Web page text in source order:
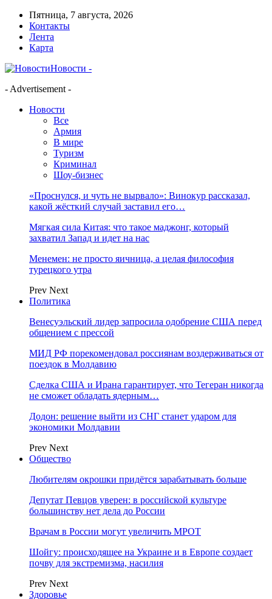
Пятница, 7 августа, 2026
Контакты
Лента
Карта
Новости -
- Advertisement -
Новости
Все
Армия
В мире
Туризм
Криминал
Шоу-бизнес
«Проснулся, и чуть не вырвало»: Винокур рассказал,
какой жёсткий случай заставил его…
Мягкая сила Китая: что такое маджонг, который
захватил Запад и идет на нас
Менемен: не просто яичница, а целая философия
турецкого утра
Prev Next
Политика
Венесуэльский лидер запросила одобрение США перед
общением с прессой
МИД РФ порекомендовал россиянам воздерживаться от
поездок в Молдавию
Сделка США и Ирана гарантирует, что Тегеран никогда
не сможет обладать ядерным…
Додон: решение выйти из СНГ станет ударом для
экономики Молдавии
Prev Next
Общество
Любителям окрошки придётся зарабатывать больше
Депутат Певцов уверен: в российской культуре
большинству нет дела до России
Врачам в России могут увеличить МРОТ
Шойгу: происходящее на Украине и в Европе создает
почву для экстремизма, насилия
Prev Next
Здоровье